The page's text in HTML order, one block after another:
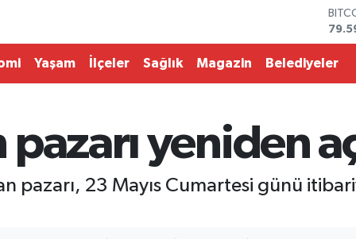
Yaşam İlçeler Sağlık Magazin Belediyeler
yeniden
pazarı, 23 Mayıs Cumartesi günü